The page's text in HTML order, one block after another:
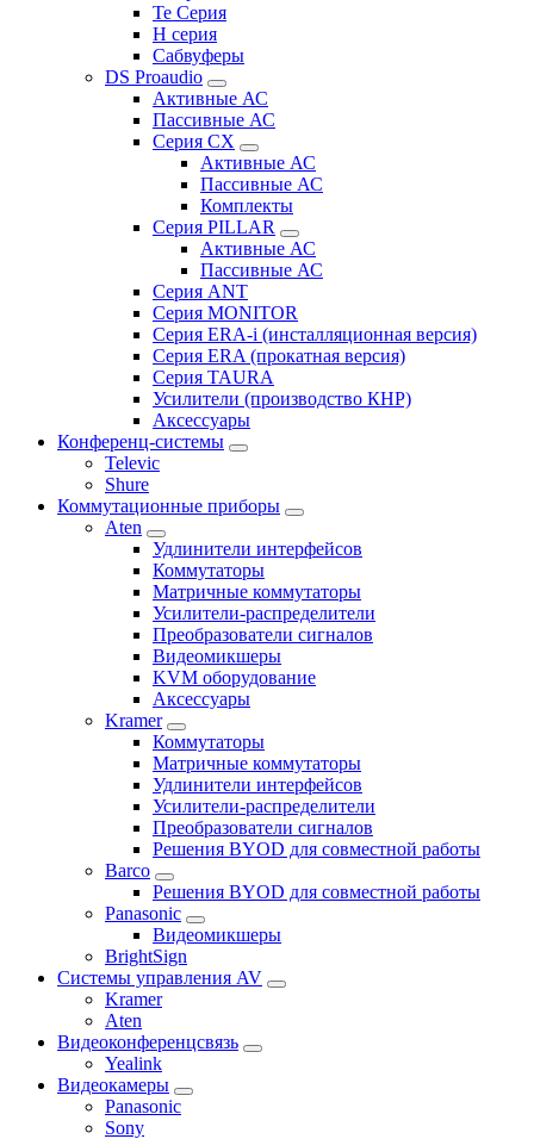
Te Серия
H серия
Сабвуферы
DS Proaudio
Активные АС
Пассивные АС
Серия CX
Активные АС
Пассивные АС
Комплекты
Серия PILLAR
Активные АС
Пассивные АС
Серия ANT
Серия MONITOR
Серия ERA-i (инсталляционная версия)
Серия ERA (прокатная версия)
Серия TAURA
Усилители (производство КНР)
Аксессуары
Конференц-системы
Televic
Shure
Коммутационные приборы
Aten
Удлинители интерфейсов
Коммутаторы
Матричные коммутаторы
Усилители-распределители
Преобразователи сигналов
Видеомикшеры
KVM оборудование
Аксессуары
Kramer
Коммутаторы
Матричные коммутаторы
Удлинители интерфейсов
Усилители-распределители
Преобразователи сигналов
Решения BYOD для совместной работы
Barco
Решения BYOD для совместной работы
Panasonic
Видеомикшеры
BrightSign
Системы управления AV
Kramer
Aten
Видеоконференцсвязь
Yealink
Видеокамеры
Panasonic
Sony